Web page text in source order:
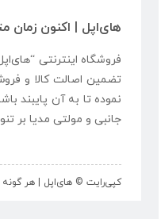
های‌اپل | اکنون
فروشگاه اینترنتی “
تضمین اصالت کالا و
نموده تا به آن پایبند
جانبی و مولتی مدیا بر
کپی‌رایت © های‌اپل | هر